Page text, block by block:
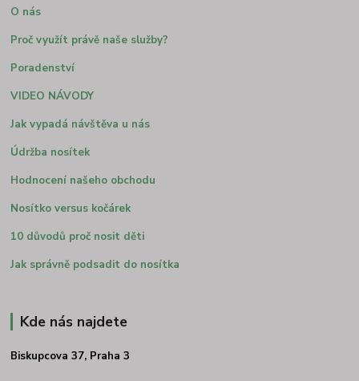
O nás
Proč využít právě naše služby?
Poradenství
VIDEO NÁVODY
Jak vypadá návštěva u nás
Údržba nosítek
Hodnocení našeho obchodu
Nosítko versus kočárek
10 důvodů proč nosit děti
Jak správně podsadit do nosítka
Kde nás najdete
Biskupcova 37, Praha 3